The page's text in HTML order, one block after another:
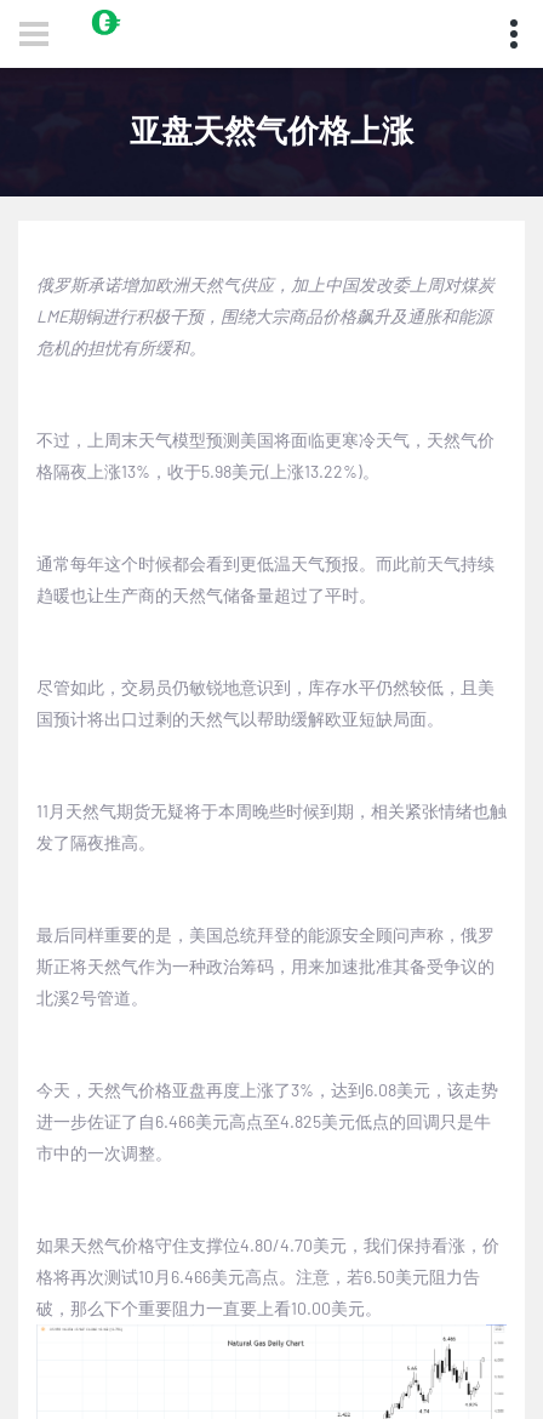
亚盘天然气价格上涨
俄罗斯承诺增加欧洲天然气供应，加上中国发改委上周对煤炭
LME期铜进行积极干预，围绕大宗商品价格飙升及通胀和能源
危机的担忧有所缓和。
不过，上周末天气模型预测美国将面临更寒冷天气，天然气价
格隔夜上涨13%，收于5.98美元(上涨13.22%)。
通常每年这个时候都会看到更低温天气预报。而此前天气持续
趋暖也让生产商的天然气储备量超过了平时。
尽管如此，交易员仍敏锐地意识到，库存水平仍然较低，且美
国预计将出口过剩的天然气以帮助缓解欧亚短缺局面。
11 月天然气期货无疑将于本周晚些时候到期，相关紧张情绪也触
发了隔夜推高。
最后同样重要的是，美国总统拜登的能源安全顾问声称，俄罗
斯正将天然气作为一种政治筹码，用来加速批准其备受争议的
北溪2号管道。
今天，天然气价格亚盘再度上涨了3%，达到6.08美元，该走势
进一步佐证了自6.466美元高点至4.825美元低点的回调只是牛
市中的一次调整。
如果天然气价格守住支撑位4.80/4.70美元，我们保持看涨，价
格将再次测试10月6.466美元高点。注意，若6.50美元阻力告
破，那么下个重要阻力一直要上看10.00美元。